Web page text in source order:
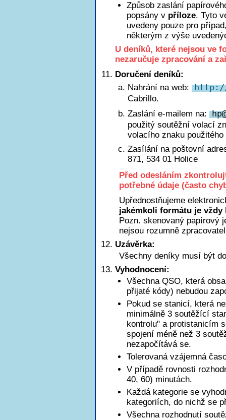
Způsob zaslání
popsány v příloze. Tyto
uvedeny pouze pro
některým z výše
U deníků, které nejsou ve
nezaručuje zpracování a
Doručení deníků:
Nahrání na web: http://
Cabrillo.
Zaslání e-mailem na: h
použitý soutěžní volací
volacího znaku
Zasílání na poštovní
871, 534 01 Holice
Před odesláním
potřebné údaje (často
Upřednostňujeme
jakémkoli formátu je
Pozn. skenovaný papírový
nejsou rozumně
Uzávěrka:
Všechny deníky musí být
Vyhodnocení:
Všechna QSO, která
přijaté kódy) nebudou
Pokud se stanicí, která
minimálně 3 soutěžící
kontrolu" a protistanicím
spojení méně než 3
nezapočítává se.
Tolerovaná vzájemná
V případě rovnosti
40, 60) minutách.
Každá kategorie se
kategoriích, do nichž se
Všechna rozhodnutí